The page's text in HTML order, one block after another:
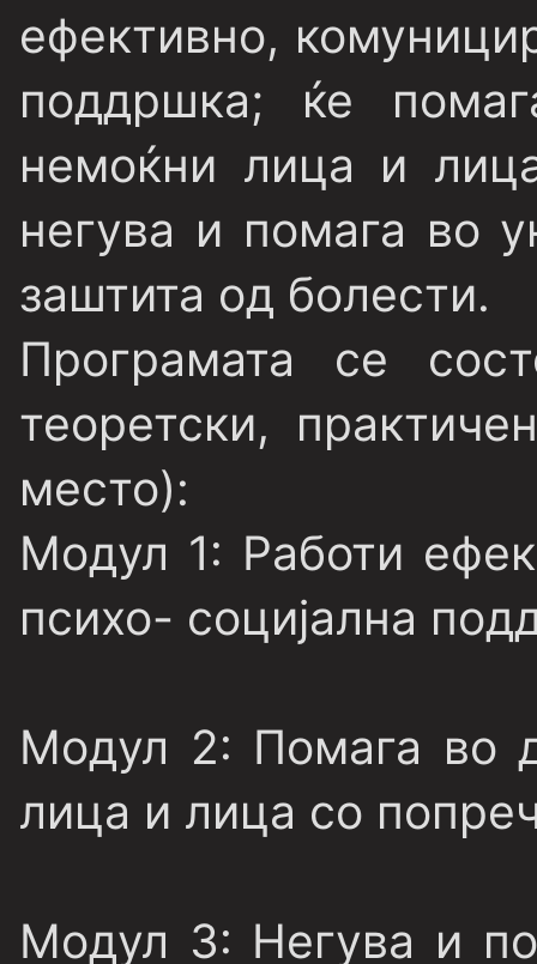
ефективно,
поддршка; ќе
немоќни лица и
негува и помага во
заштита од болести.
Програмата се
теоретски,
место):
Модул 1: Работи
психо- социјална
Модул 2: Помага во
лица и лица со
Модул 3: Негува и